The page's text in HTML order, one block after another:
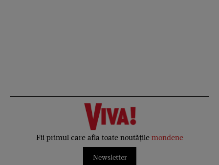
Fii primul care afla toate noutățile mondene
Newsletter